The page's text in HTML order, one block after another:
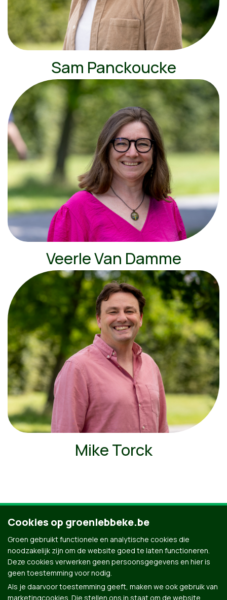
Sam Panckoucke
Veerle Van Damme
Mike Torck
Ontdek al onze mensen
Cookies op groenlebbeke.be
Groen gebruikt functionele en analytische cookies die
noodzakelijk zijn om de website goed te laten functioneren.
Deze cookies verwerken geen persoonsgegevens en hier is
geen toestemming voor nodig.
Als je daarvoor toestemming geeft, maken we ook gebruik van
marketingcookies. Die stellen ons in staat om de website